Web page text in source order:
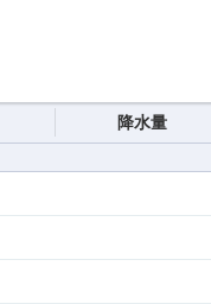
降水量